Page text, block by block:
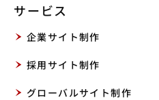
サービス
企業サイト制作
採用サイト制作
グローバルサイト制作